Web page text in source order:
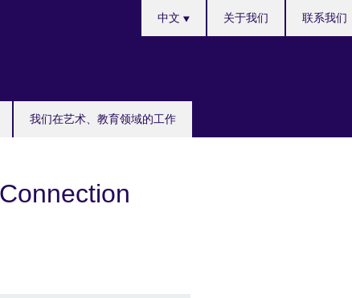
我们在艺术、教育领域的工作
your
中文 关于我们 联系我们